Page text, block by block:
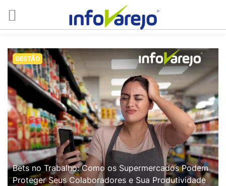
GESTÃO
Bets no Trabalho: Como os Supermercados Podem
Proteger Seus Colaboradores e Sua Produtividade